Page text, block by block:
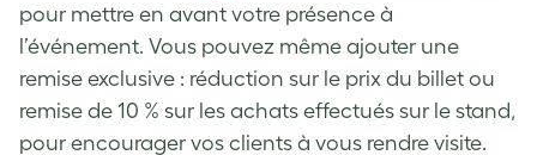
pour mettre en avant votre présence à
l’événement. Vous pouvez même ajouter une
remise exclusive : réduction sur le prix du billet ou
remise de 10 % sur les achats effectués sur le stand,
pour encourager vos clients à vous rendre visite.